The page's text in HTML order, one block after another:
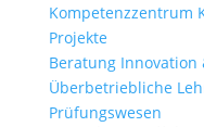
Kompetenzzentrum
Projekte
Beratung Innovation
Überbetriebliche
Prüfungswesen